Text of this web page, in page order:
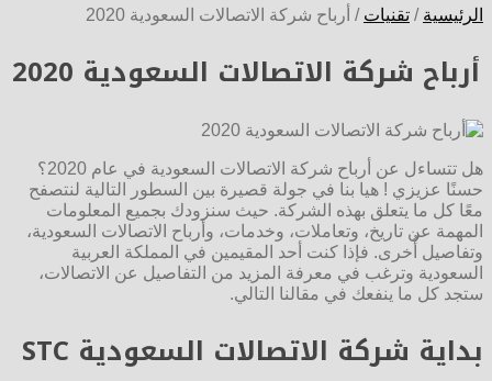
الرئيسية / تقنيات / أرباح شركة الاتصالات السعودية 2020
أرباح شركة الاتصالات السعودية 2020
هل تتساءل عن أرباح شركة الاتصالات السعودية في عام 2020؟
حسنًا عزيزي ! هيا بنا في جولة قصيرة بين السطور التالية لنتصفح
معًا كل ما يتعلق بهذه الشركة. حيث سنزودك بجميع المعلومات
المهمة عن تاريخ، وتعاملات، وخدمات، وأرباح الاتصالات السعودية،
وتفاصيل أُخرى. فإذا كنت أحد المقيمين في المملكة العربية
السعودية وترغب في معرفة المزيد من التفاصيل عن الاتصالات،
ستجد كل ما ينفعك في مقالنا التالي.
بداية شركة الاتصالات السعودية STC